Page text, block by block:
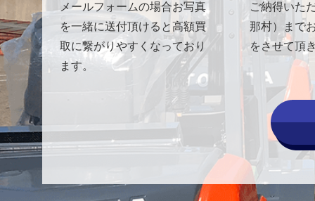
メールフォームの場合お写真
を一緒に送付頂けると高額買
取に繋がりやすくなっており
ます。
ご納得いた
那村）まで
をさせて頂